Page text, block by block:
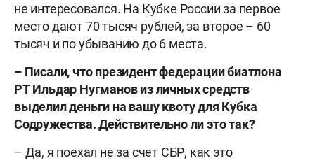
не интересовался. На Кубке России за первое
место дают 70 тысяч рублей, за второе – 60
тысяч и по убыванию до 6 места.
– Писали, что президент федерации биатлона
РТ Ильдар Нугманов из личных средств
выделил деньги на вашу квоту для Кубка
Содружества. Действительно ли это так?
– Да, я поехал не за счет СБР, как это